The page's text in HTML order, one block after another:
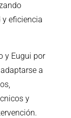
y eficiencia
y Eugui por
a
y